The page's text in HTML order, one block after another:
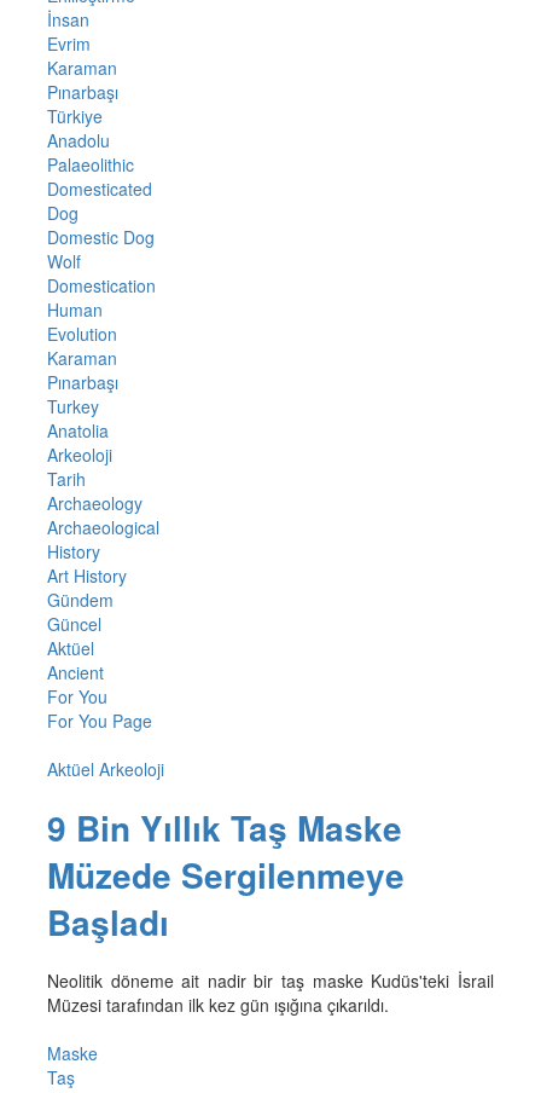
İnsan
Evrim
Karaman
Pınarbaşı
Türkiye
Anadolu
Palaeolithic
Domesticated
Dog
Domestic Dog
Wolf
Domestication
Human
Evolution
Karaman
Pınarbaşı
Turkey
Anatolia
Arkeoloji
Tarih
Archaeology
Archaeological
History
Art History
Gündem
Güncel
Aktüel
Ancient
For You
For You Page
Aktüel Arkeoloji
9 Bin Yıllık Taş Maske
Müzede Sergilenmeye
Başladı
Neolitik döneme ait nadir bir taş maske Kudüs'teki İsrail
Müzesi tarafından ilk kez gün ışığına çıkarıldı.
Maske
Taş